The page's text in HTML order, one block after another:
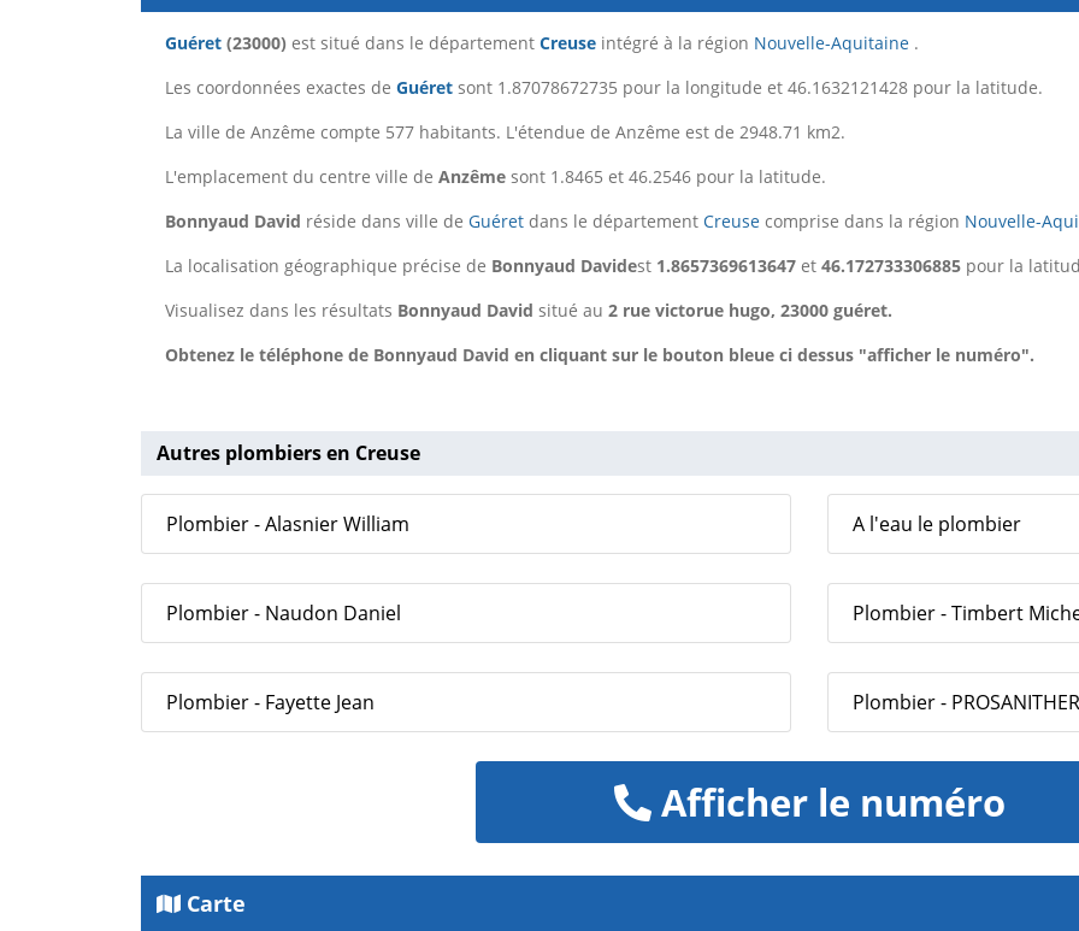
Guéret (23000) est situé dans le département Creuse intégré à la région Nouvelle-Aquitaine .
Les coordonnées exactes de Guéret sont 1.87078672735 pour la longitude et 46.1632121428 pour la latitude.
La ville de Anzême compte 577 habitants. L'étendue de Anzême est de 2948.71 km2.
L'emplacement du centre ville de Anzême sont 1.8465 et 46.2546 pour la latitude.
Bonnyaud David réside dans ville de Guéret dans le département Creuse comprise dans la région Nouvelle-
La localisation géographique précise de Bonnyaud Davidest 1.8657369613647 et 46.172733306885 pour la
Visualisez dans les résultats Bonnyaud David situé au 2 rue victorue hugo, 23000 guéret.
Obtenez le téléphone de Bonnyaud David en cliquant sur le bouton bleue ci dessus "afficher le numéro".
Autres plombiers en Creuse
Plombier - Alasnier William A l'eau le plombier
Plombier - Naudon Daniel Plombier - Timbert
Plombier - Fayette Jean Plombier -
Afficher le numéro
Carte